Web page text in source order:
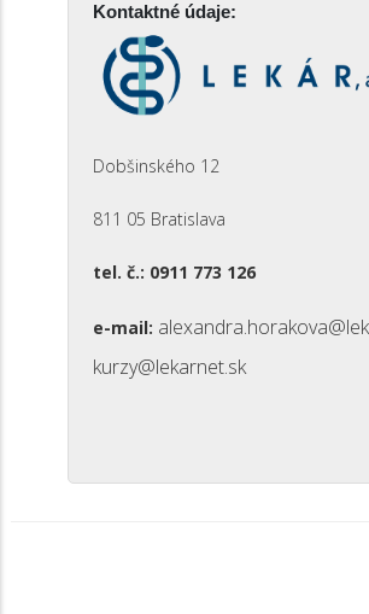
Kontaktné údaje:
Dobšinského 12
811 05 Bratislava
tel. č.: 0911 773 126
e-mail:
kurzy@lekarnet.sk